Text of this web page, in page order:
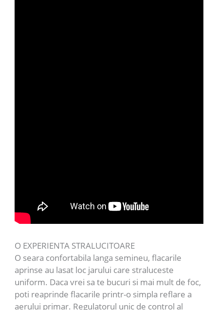
O EXPERIENTA STRALUCITOARE
O seara confortabila langa semineu, flacarile
aprinse au lasat loc jarului care straluceste
uniform. Daca vrei sa te bucuri si mai mult de foc,
poti reaprinde flacarile printr-o simpla reflare a
aerului primar. Regulatorul unic de control al